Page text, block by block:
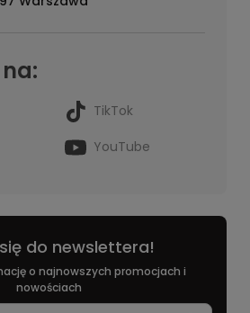
TikTok
YouTube
do newslettera!
o najnowszych promocjach i
nowościach